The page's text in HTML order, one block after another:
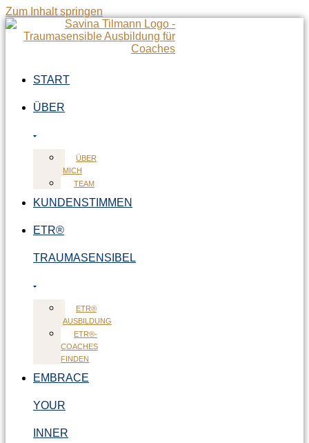
Zum Inhalt springen
START
ÜBER
ÜBER
MICH
TEAM
KUNDENSTIMMEN
ETR®
TRAUMASENSIBEL
ETR®
AUSBILDUNG
ETR®-
COACHES
FINDEN
EMBRACE
YOUR
INNER